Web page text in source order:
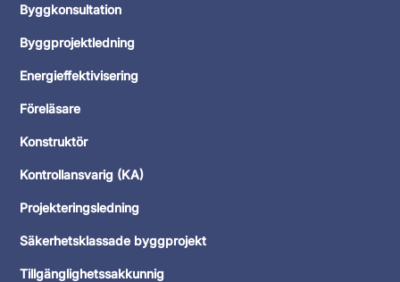
Byggkonsultation
Byggprojektledning
Energieffektivisering
Föreläsare
Konstruktör
Kontrollansvarig (KA)
Projekteringsledning
Säkerhetsklassade byggprojekt
Tillgänglighetssakkunnig